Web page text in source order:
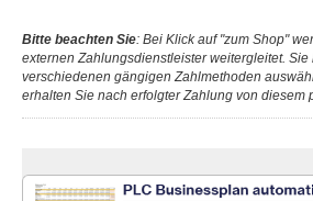
Bitte beachten Sie: Bei Klick auf "zum Shop"
externen Zahlungsdienstleister weitergleitet. Sie
verschiedenen gängigen Zahlmethoden
erhalten Sie nach erfolgter Zahlung von diesem